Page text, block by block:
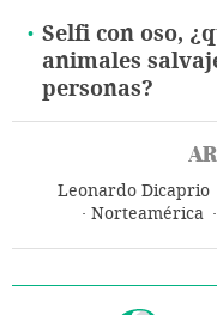
Selfi con oso,
animales
personas?
Leonardo Dicaprio
Norteamérica